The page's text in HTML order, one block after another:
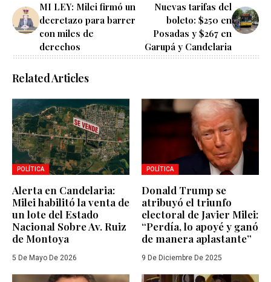
MI LEY: Milei firmó un
decretazo para barrer
con miles de
derechos
Nuevas tarifas del
boleto: $250 en
Posadas y $267 en
Garupá y Candelaria
Related Articles
POLÍTICA
Alerta en Candelaria:
Milei habilitó la venta de
un lote del Estado
Nacional Sobre Av. Ruiz
de Montoya
5 De Mayo De 2026
POLÍTICA
Donald Trump se
atribuyó el triunfo
electoral de Javier Milei:
“Perdía, lo apoyé y ganó
de manera aplastante”
9 De Diciembre De 2025